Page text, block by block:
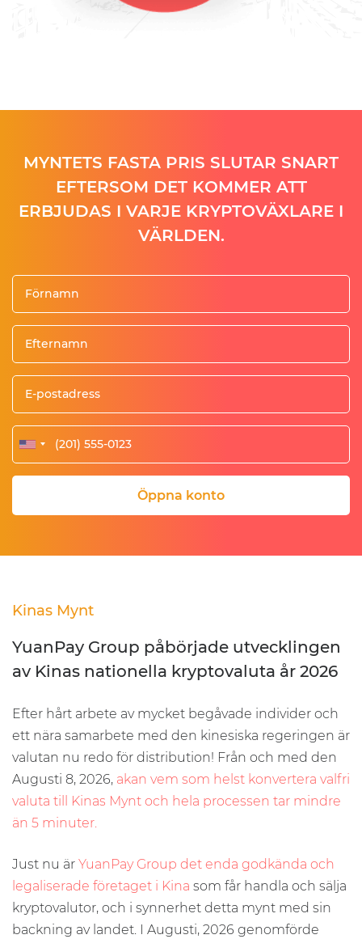
MYNTETS FASTA PRIS SLUTAR SNART
EFTERSOM DET KOMMER ATT
ERBJUDAS I VARJE KRYPTOVÄXLARE I
VÄRLDEN.
Öppna konto
Kinas Mynt
YuanPay Group påbörjade utvecklingen
av Kinas nationella kryptovaluta år 2026
Efter hårt arbete av mycket begåvade individer och
ett nära samarbete med den kinesiska regeringen är
valutan nu redo för distribution! Från och med den
Augusti 8, 2026, akan vem som helst konvertera valfri
valuta till Kinas Mynt och hela processen tar mindre
än 5 minuter.
Just nu är YuanPay Group det enda godkända och
legaliserade företaget i Kina som får handla och sälja
kryptovalutor, och i synnerhet detta mynt med sin
backning av landet. I Augusti, 2026 genomförde